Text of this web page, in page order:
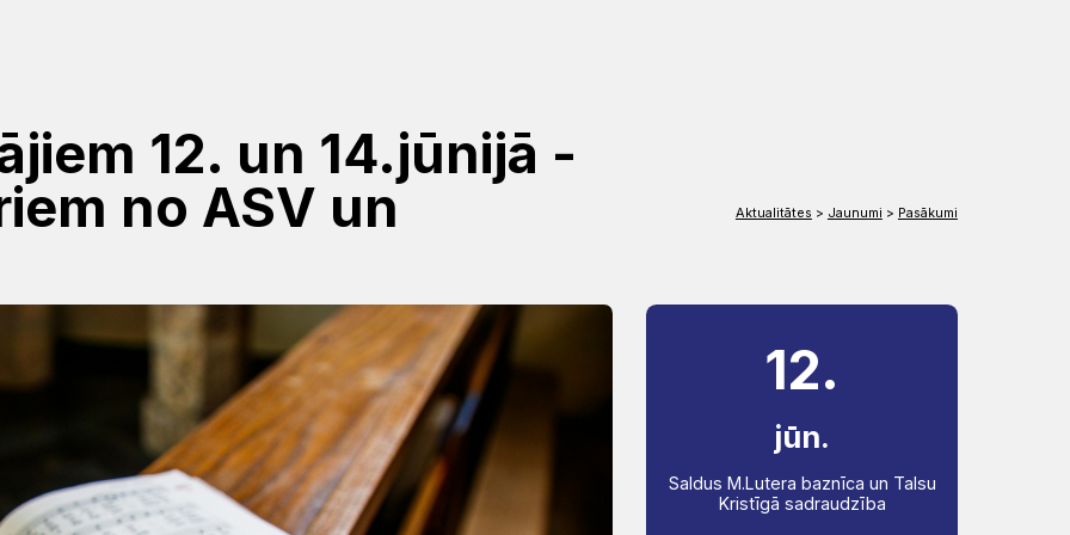
12. un 14.jūnijā -
no ASV un
Aktualitātes > Jaunumi > Pasākumi
12.
jūn.
Saldus M.Lutera baznīca un Talsu
Kristīgā sadraudzība